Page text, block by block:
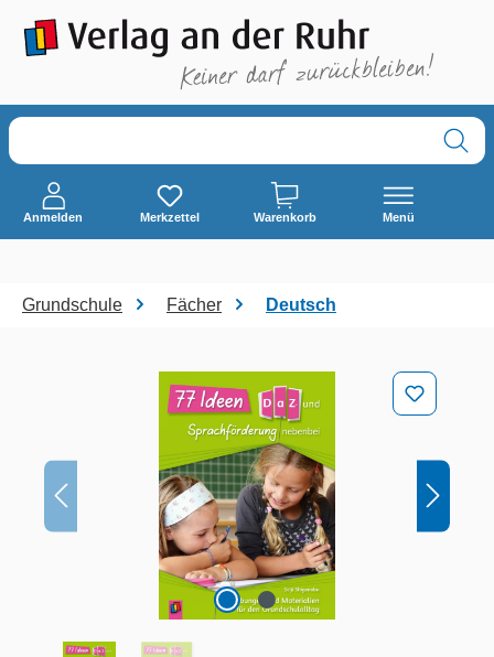
springen
Anmelden Merkzettel Warenkorb Menü
Grundschule Fächer Deutsch
Bildergalerie überspringen